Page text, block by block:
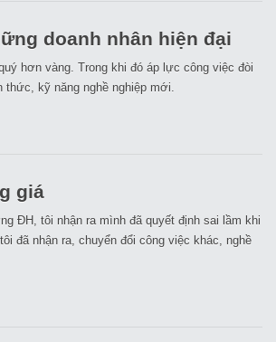
doanh nhân hiện đại
hơn vàng. Trong khi đó áp lực công việc đòi
thức, kỹ năng nghề nghiệp mới.
giá
ĐH, tôi nhận ra mình đã quyết định sai lầm khi
đã nhận ra, chuyển đổi công việc khác, nghề